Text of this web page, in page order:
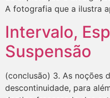
A fotografia que a ilustra
Intervalo,
Suspensão
(conclusão) 3. As noções
descontinuidade, para